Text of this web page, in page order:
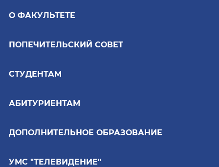
О ФАКУЛЬТЕТЕ
ПОПЕЧИТЕЛЬСКИЙ СОВЕТ
СТУДЕНТАМ
АБИТУРИЕНТАМ
ДОПОЛНИТЕЛЬНОЕ ОБРАЗОВАНИЕ
УМС "ТЕЛЕВИДЕНИЕ"